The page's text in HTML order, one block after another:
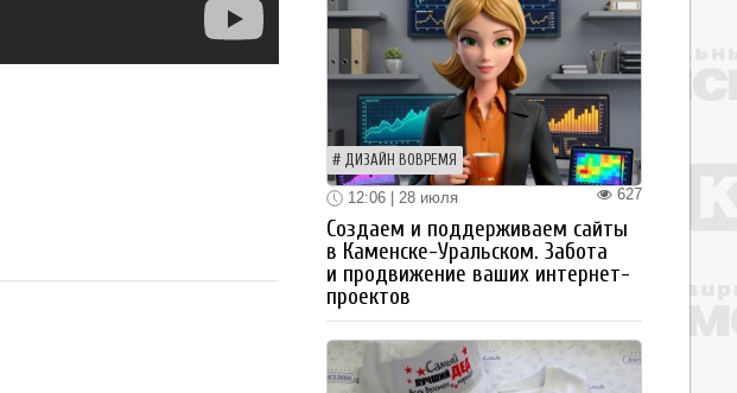
ДИЗАЙН ВОВРЕМЯ
627
12:06 | 28 июля
Создаем и поддерживаем сайты
в Каменске-Уральском. Забота
и продвижение ваших интернет-
проектов